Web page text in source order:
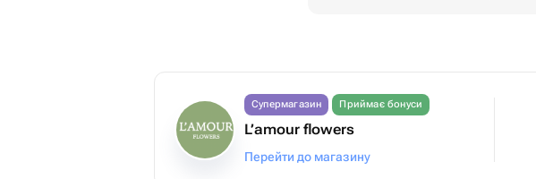
Супермагазин Приймає бонуси
L’amour flowers
Перейти до магазину